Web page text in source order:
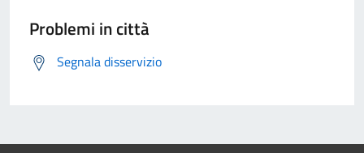
Problemi in città
Segnala disservizio